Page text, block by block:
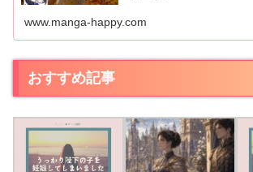
www.manga-happy.com
おすすめ記事